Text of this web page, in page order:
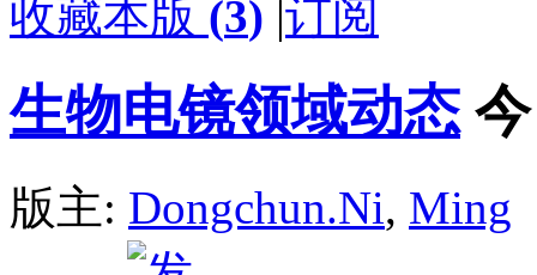
收藏本版 (3) |订阅
生物电镜领域动态
版主: Dongchun.Ni, Ming